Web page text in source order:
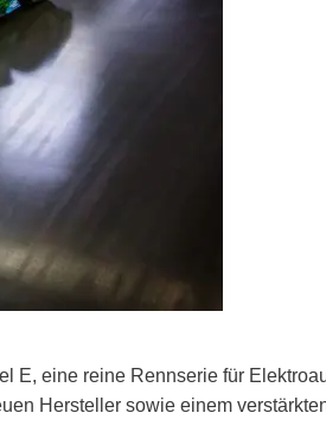
E, eine reine Rennserie für
Hersteller sowie einem